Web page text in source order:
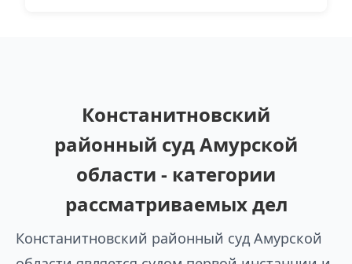
Констанитновский
районный суд Амурской
области - категории
рассматриваемых дел
Констанитновский районный суд Амурской